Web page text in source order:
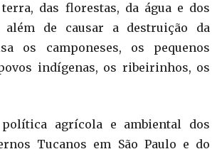
das florestas, da água e dos
além de causar a destruição da
os camponeses, os pequenos
indígenas, os ribeirinhos, os
política agrícola e ambiental dos
Tucanos em São Paulo e do